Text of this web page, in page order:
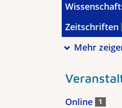
Zeitschriften
Mehr
Online 1